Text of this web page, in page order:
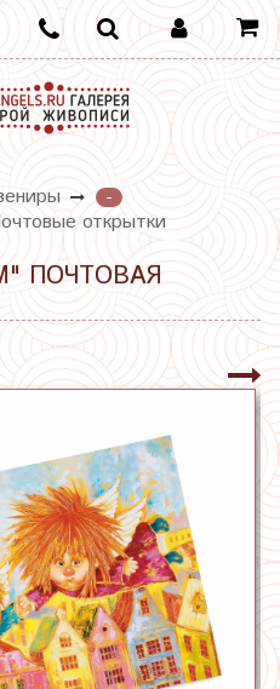
-
открытки
ПОЧТОВАЯ